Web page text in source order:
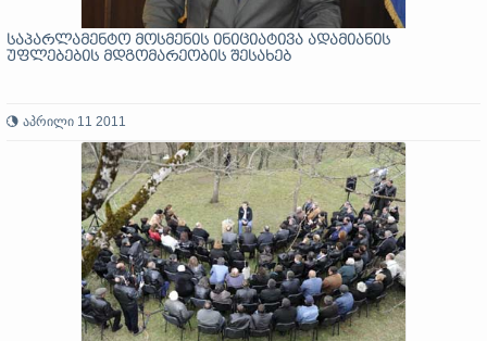
საპარლამენტო მოსმენის ინიციატივა ადამიანის
უფლებების მდგომარეობის შესახებ
აპრილი 11 2011